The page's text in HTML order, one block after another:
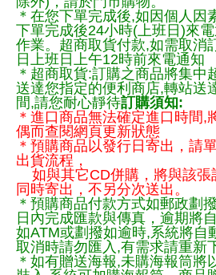
＊在您下單完成後,如因個人因
下單完成後24小時(上班日)來
作業。超商取貨付款,如需取消
日上班日上午12時前來電通知
＊超商取貨:訂購之商品將集中
送達您指定的便利商店,轉站送
間,請您耐心靜待訂購須知:
＊進口商品無法確定進口時間,
偶而查閱網頁更新狀態
＊預購商品以發行日寄出，請
出貨流程，
如與其它CD併購，將與該張
同時寄出，不另分次送出。
＊預購商品付款方式如郵政劃
日內完成匯款與傳真，逾期將
如ATM或劃撥如逾時,系統將自
取消時請勿匯入,有需求請重新
＊如有贈送海報,未購海報筒將